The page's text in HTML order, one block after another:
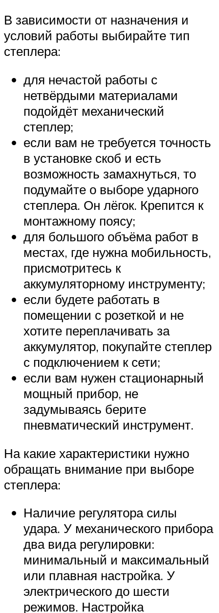
В зависимости от назначения и
условий работы выбирайте тип
степлера:
для нечастой работы с
нетвёрдыми материалами
подойдёт механический
степлер;
если вам не требуется точность
в установке скоб и есть
возможность замахнуться, то
подумайте о выборе ударного
степлера. Он лёгок. Крепится к
монтажному поясу;
для большого объёма работ в
местах, где нужна мобильность,
присмотритесь к
аккумуляторному инструменту;
если будете работать в
помещении с розеткой и не
хотите переплачивать за
аккумулятор, покупайте степлер
с подключением к сети;
если вам нужен стационарный
мощный прибор, не
задумываясь берите
пневматический инструмент.
На какие характеристики нужно
обращать внимание при выборе
степлера:
Наличие регулятора силы
удара. У механического прибора
два вида регулировки:
минимальный и максимальный
или плавная настройка. У
электрического до шести
режимов. Настройка